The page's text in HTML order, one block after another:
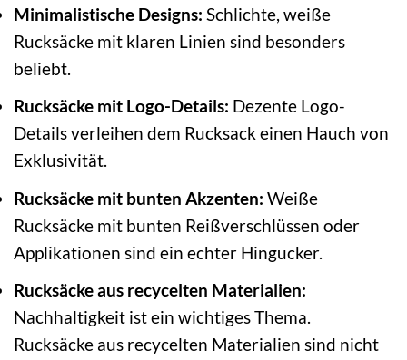
Minimalistische Designs: Schlichte, weiße
Rucksäcke mit klaren Linien sind besonders
beliebt.
Rucksäcke mit Logo-Details: Dezente Logo-
Details verleihen dem Rucksack einen Hauch von
Exklusivität.
Rucksäcke mit bunten Akzenten: Weiße
Rucksäcke mit bunten Reißverschlüssen oder
Applikationen sind ein echter Hingucker.
Rucksäcke aus recycelten Materialien:
Nachhaltigkeit ist ein wichtiges Thema.
Rucksäcke aus recycelten Materialien sind nicht